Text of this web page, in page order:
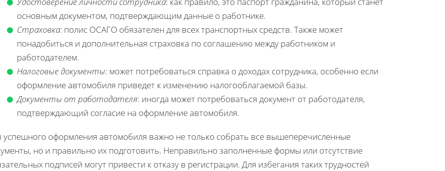
основным документом, подтверждающим данные о работнике.
Страховка: полис ОСАГО обязателен для всех транспортных средств. Также может
понадобиться и дополнительная страховка по соглашению между работником и
работодателем.
Налоговые документы: может потребоваться справка о доходах сотрудника, особенно если
оформление автомобиля приведет к изменению налогооблагаемой базы.
Документы от работодателя: иногда может потребоваться документ от работодателя,
подтверждающий согласие на оформление автомобиля.
успешного оформления автомобиля важно не только собрать все вышеперечисленные
но и правильно их подготовить. Неправильно заполненные формы или отсутствие
подписей могут привести к отказу в регистрации. Для избегания таких трудностей